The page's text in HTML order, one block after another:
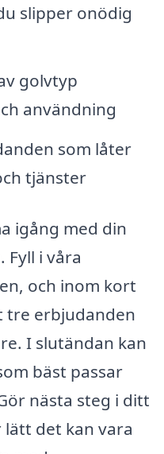
slipper onödig
golvtyp
användning
som låter
tjänster
igång med din
Fyll i våra
och inom kort
tre erbjudanden
I slutändan kan
bäst passar
nästa steg i ditt
det kan vara